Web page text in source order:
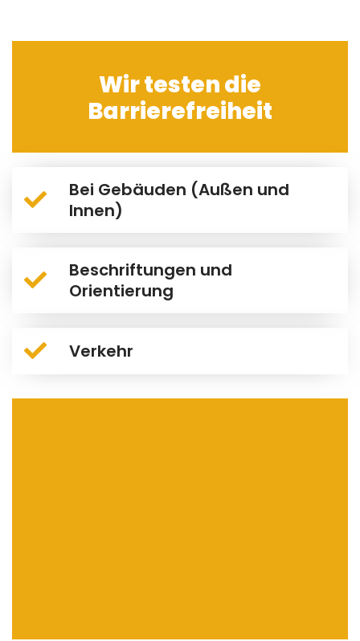
Wir testen die
Barrierefreiheit
Bei Gebäuden (Außen und
Innen)
Beschriftungen und
Orientierung
Verkehr